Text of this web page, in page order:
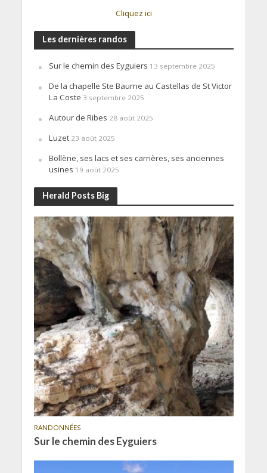
Cliquez ici
Les dernières randos
Sur le chemin des Eyguiers 13 septembre 2025
De la chapelle Ste Baume au Castellas de St Victor
La Coste 3 septembre 2025
Autour de Ribes 28 août 2025
Luzet 23 août 2025
Bollène, ses lacs et ses carrières, ses anciennes
usines 19 août 2025
Herald Posts Big
RANDONNÉES
Sur le chemin des Eyguiers